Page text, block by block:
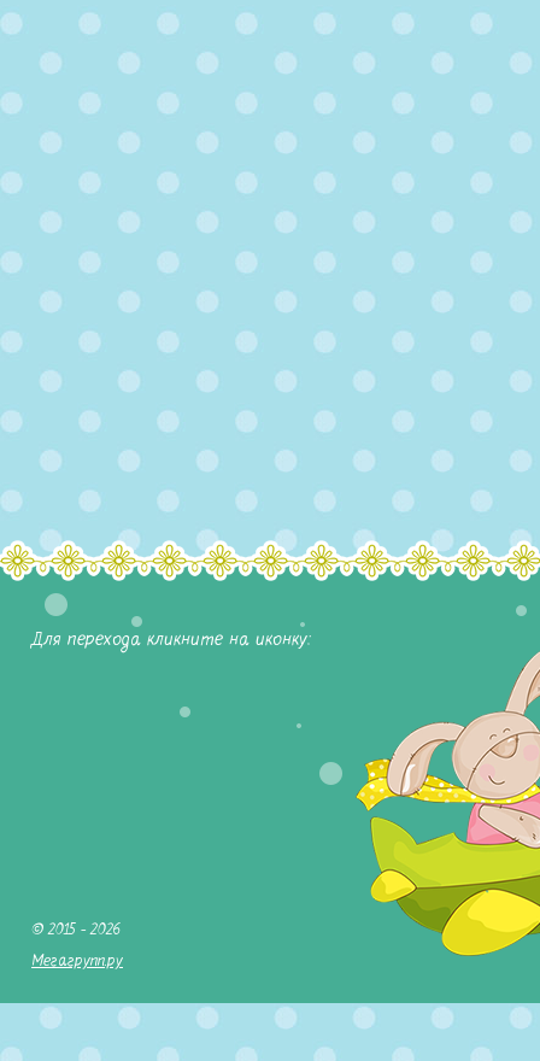
© 2015 - 2026
Мегагрупп.ру
Для перехода кликните на иконку: